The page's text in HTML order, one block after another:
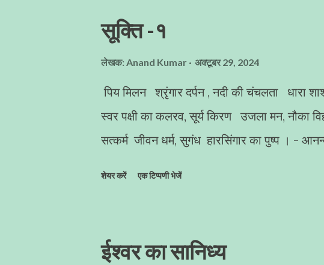
सूक्ति -१
लेखक: Anand Kumar अक्टूबर 29, 2024
पिय मिलन श्रृंगार दर्पन , नदी की चंचलता धारा
स्वर पक्षी का कलरव, सूर्य किरण उजला मन, नौका
सत्कर्म जीवन धर्म, सुगंध हारसिंगार का पुष्प । -
शेयर करें एक टिप्पणी भेजें
ईश्वर का सानिध्य